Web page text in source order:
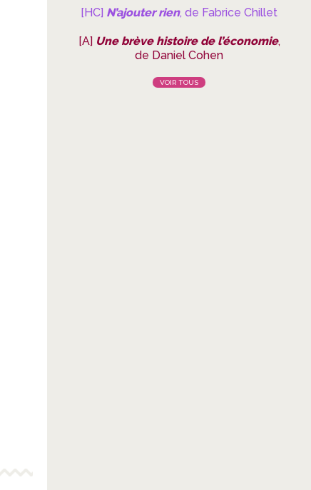
[HC] N’ajouter rien, de Fabrice Chillet
[A] Une brève histoire de l’économie,
de Daniel Cohen
VOIR TOUS